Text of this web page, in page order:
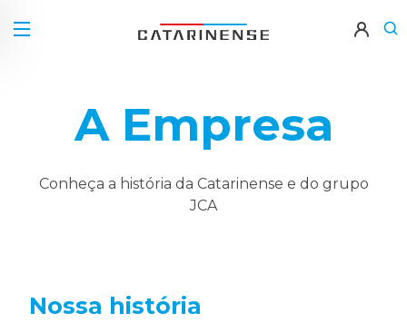
A Empresa
Conheça a história da Catarinense e do grupo
JCA
Nossa história